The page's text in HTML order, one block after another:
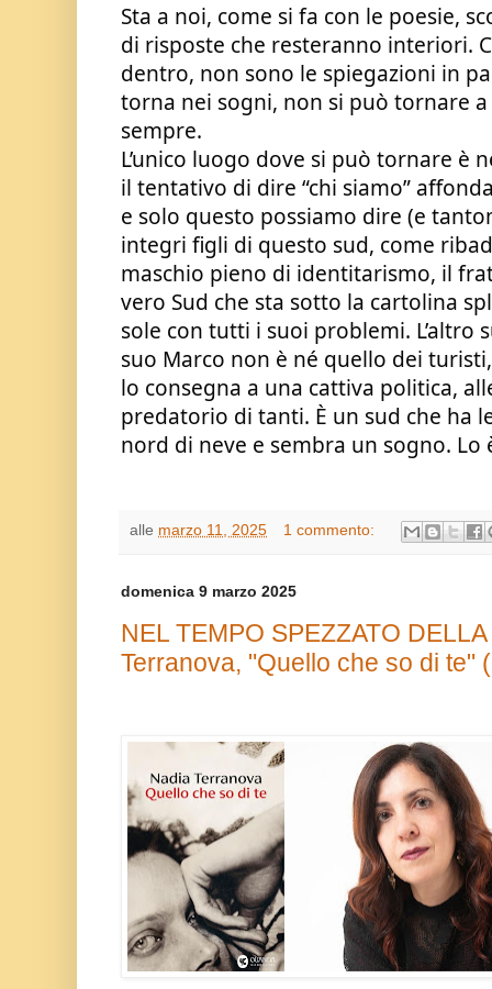
Sta a noi, come si fa con le poesie,
di risposte che resteranno interiori.
dentro, non sono le spiegazioni in
torna nei sogni, non si può tornare a
sempre.
L’unico luogo dove si può tornare è
il tentativo di dire “chi siamo”
e solo questo possiamo dire (e
integri figli di questo sud, come
maschio pieno di identitarismo, il
vero Sud che sta sotto la cartolina
sole con tutti i suoi problemi. L’altro
suo Marco non è né quello dei
lo consegna a una cattiva politica,
predatorio di tanti. È un sud che ha
nord di neve e sembra un sogno. Lo
alle marzo 11, 2025 1 commento:
domenica 9 marzo 2025
NEL TEMPO SPEZZATO
Terranova, "Quello che so di te"